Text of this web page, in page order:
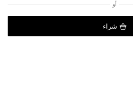
أو
شراء